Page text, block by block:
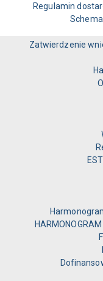
Regulamin
Zatwierdzenie